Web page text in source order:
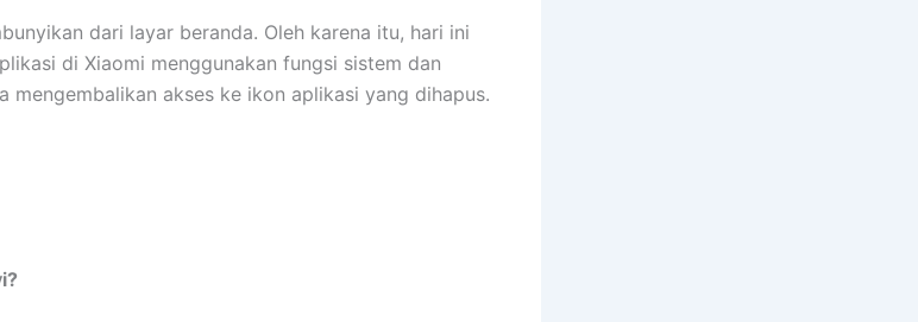
dari layar beranda. Oleh karena itu, hari ini
di Xiaomi menggunakan fungsi sistem dan
mengembalikan akses ke ikon aplikasi yang dihapus.